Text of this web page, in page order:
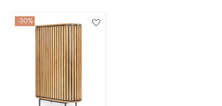
original
1.805,70€.
actual
1.444,56€.
30%